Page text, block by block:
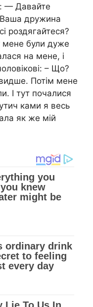
— Давайте
Ваша дружина
роздягайтеся?
були дуже
на мене, і
– Що?
Потім мене
І тут почалися
ками я весь
як же мій